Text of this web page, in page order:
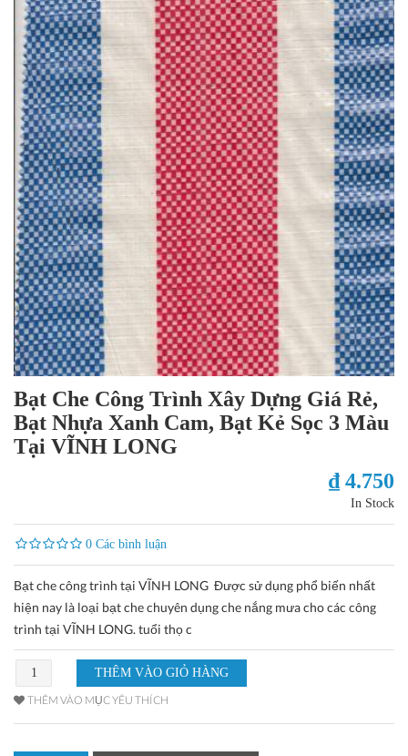
Bạt Che Công Trình Xây Dựng Giá Rẻ,
Bạt Nhựa Xanh Cam, Bạt Kẻ Sọc 3 Màu
Tại VĨNH LONG
₫ 4.750
In Stock
0 Các bình luận
Bạt che công trình tại VĨNH LONG Được sử dụng phổ biến nhất
hiện nay là loại bạt che chuyên dụng che nắng mưa cho các công
trình tại VĨNH LONG. tuổi thọ c
THÊM VÀO MỤC YÊU THÍCH